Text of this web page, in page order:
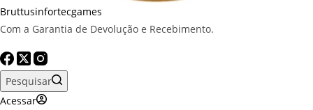
Bruttusinfortecgames
Com a Garantia de Devolução e Recebimento.
Pesquisar
Acessar